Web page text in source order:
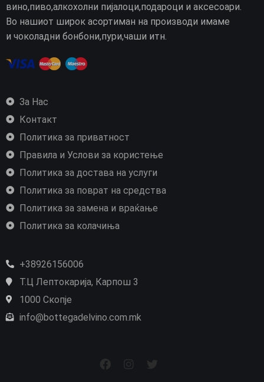
вино,пиво,алкохолни пијалоци,подароци и аксесоари.
Во нашиот широк асортиман на производи имаме
и чоколадни бонбони,пури,чаши итн.
За Нас
Контакт
Политика за приватност
Правила и Услови за користење
Политика за достава на услуги
Политика за поврат на средства
Политика за замена и враќање
Политика за колачиња
+38926156006
Т.Ц Лептокарија, Карпош 3
1000 Скопје
info@bottegadelvino.com.mk